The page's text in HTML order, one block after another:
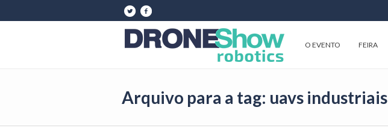
O EVENTO FEIRA
Arquivo para a tag: uavs industriais